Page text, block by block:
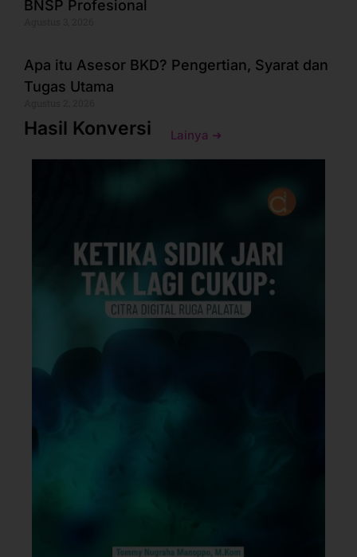
BNSP Profesional
Apa itu Asesor BKD? Pengertian, Syarat dan
Tugas Utama
Hasil Konversi Lainya ➜